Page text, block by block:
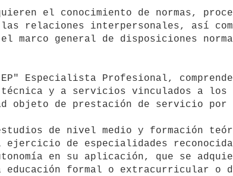
relaciones interpersonales, así
marco general de disposiciones
técnica y a servicios vinculados a
objeto de prestación de servicio por
de especialidades
en su aplicación, que se
formal o extracurricular o